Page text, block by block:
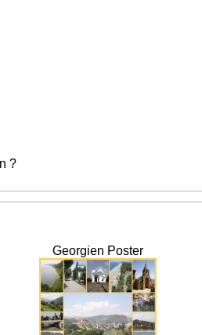
?
Georgien Poster